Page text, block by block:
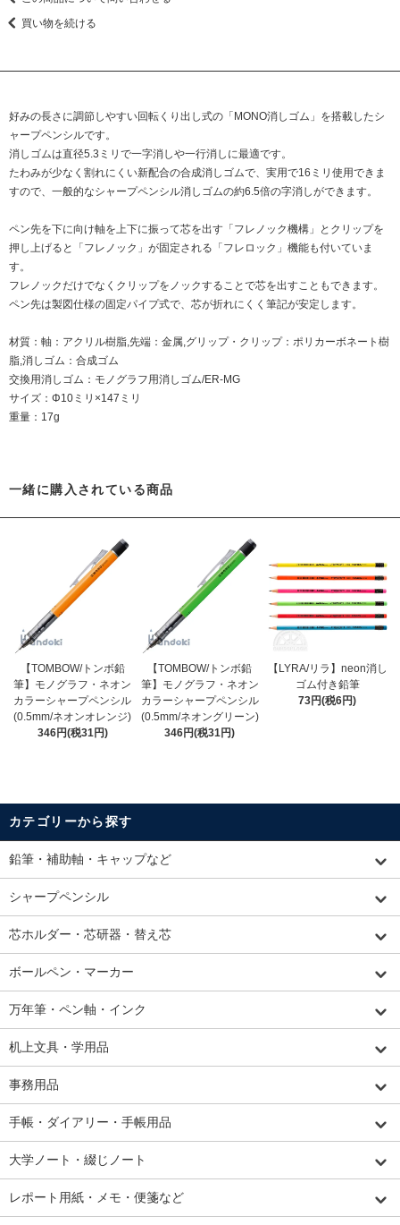
買い物を続ける
好みの長さに調節しやすい回転くり出し式の「MONO消しゴム」を搭載したシ
ャープペンシルです。
消しゴムは直径5.3ミリで一字消しや一行消しに最適です。
たわみが少なく割れにくい新配合の合成消しゴムで、実用で16ミリ使用できま
すので、一般的なシャープペンシル消しゴムの約6.5倍の字消しができます。
ペン先を下に向け軸を上下に振って芯を出す「フレノック機構」とクリップを
押し上げると「フレノック」が固定される「フレロック」機能も付いていま
す。
フレノックだけでなくクリップをノックすることで芯を出すこともできます。
ペン先は製図仕様の固定パイプ式で、芯が折れにくく筆記が安定します。
材質：軸：アクリル樹脂,先端：金属,グリップ・クリップ：ポリカーボネート樹
脂,消しゴム：合成ゴム
交換用消しゴム： モノグラフ用消しゴム/ER-MG
サイズ：Φ10ミリ×147ミリ
重量：17g
一緒に購入されている商品
【TOMBOW/トンボ鉛
筆】モノグラフ・ネオン
カラーシャープペンシル
(0.5mm/ネオンオレンジ)
346円(税31円)
【TOMBOW/トンボ鉛
筆】モノグラフ・ネオン
カラーシャープペンシル
(0.5mm/ネオングリーン)
346円(税31円)
【LYRA/リラ】neon消し
ゴム付き鉛筆
73円(税6円)
カテゴリーから探す
鉛筆・補助軸・キャップなど
シャープペンシル
芯ホルダー・芯研器・替え芯
ボールペン・マーカー
万年筆・ペン軸・インク
机上文具・学用品
事務用品
手帳・ダイアリー・手帳用品
大学ノート・綴じノート
レポート用紙・メモ・便箋など